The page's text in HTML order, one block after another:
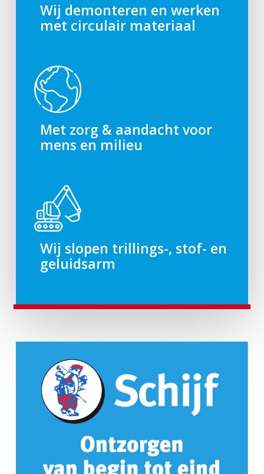
Wij demonteren en werken
met circulair materiaal
Met zorg & aandacht voor
mens en milieu
Wij slopen trillings-, stof- en
geluidsarm